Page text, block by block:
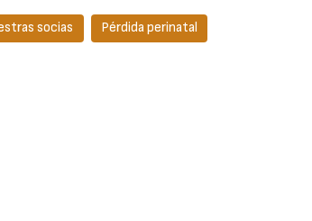
socias Pérdida perinatal